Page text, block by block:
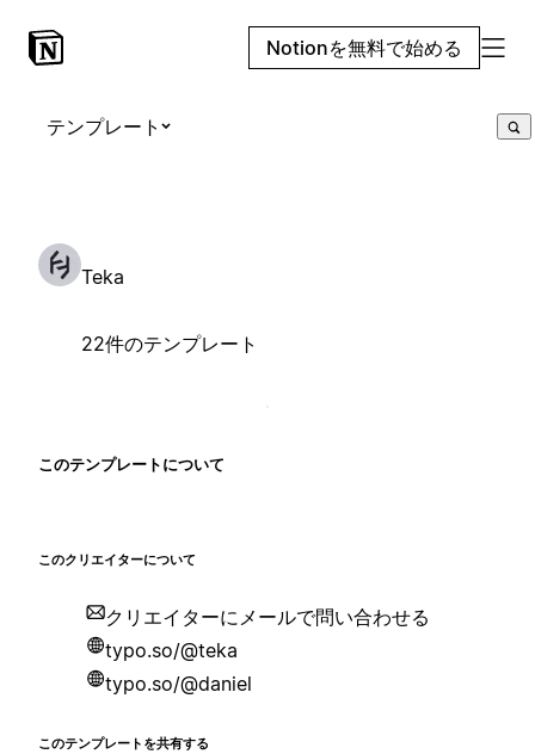
Notionを無料で始める
テンプレート
Teka
22件のテンプレート
このテンプレートについて
このクリエイターについて
クリエイターにメールで問い合わせる
typo.so/@teka
typo.so/@daniel
このテンプレートを共有する